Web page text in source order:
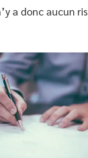
a donc aucun